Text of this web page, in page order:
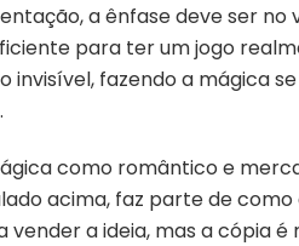
a ênfase deve ser no
para ter um jogo
invisível, fazendo a mágica
como romântico e
acima, faz parte de como
vender a ideia, mas a cópia